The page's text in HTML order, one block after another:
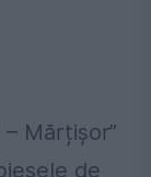
Mărțișor”
de